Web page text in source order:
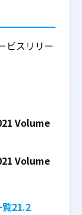
ビスリリー
Volume
Volume
21.2